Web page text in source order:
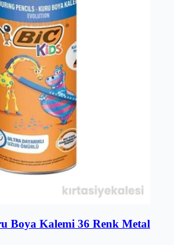
Boya Kalemi 36 Renk Metal